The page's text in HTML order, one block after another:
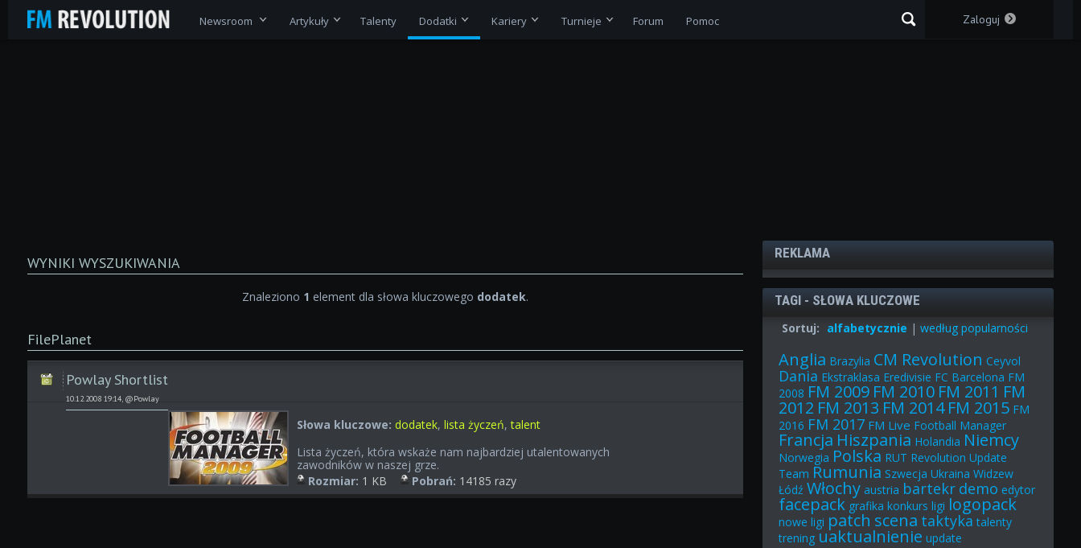
Newsroom Artykuły Talenty Dodatki Kariery Turnieje Forum Pomoc Zaloguj
WYNIKI WYSZUKIWANIA
Znaleziono 1 element dla słowa kluczowego dodatek.
FilePlanet
Powlay Shortlist
10.12.2008 19:14, @Powlay
Słowa kluczowe: dodatek, lista życzeń,talent
Lista życzeń, która wskaże nam najbardziej utalentowanych
zawodników w naszej grze.
Rozmiar: 1 KB Pobrań: 14185 razy
REKLAMA
TAGI - SŁOWA KLUCZOWE
Sortuj: alfabetycznie |według popularności
Anglia Brazylia CM Revolution Ceyvol
Dania Ekstraklasa Eredivisie FC Barcelona FM
2008 FM 2009 FM 2010 FM 2011 FM
2012 FM 2013 FM 2014 FM 2015 FM
2016 FM 2017 FM Live Football Manager
Francja Hiszpania Holandia Niemcy
Norwegia Polska RUT Revolution Update
Team Rumunia Szwecja Ukraina Widzew
Łódź Włochy austria bartekr demo edytor
facepack grafika konkurs ligi logopack
nowe ligi patch scena taktyka talenty
trening uaktualnienie update